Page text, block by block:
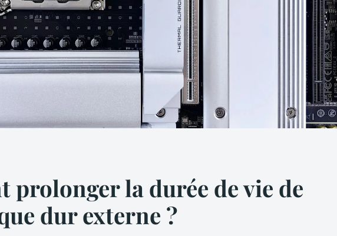
prolonger la durée de vie de
dur externe ?